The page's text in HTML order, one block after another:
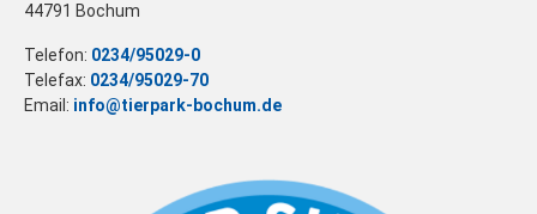
44791 Bochum
Telefon: 0234/95029-0
Telefax: 0234/95029-70
Email: info@tierpark-bochum.de